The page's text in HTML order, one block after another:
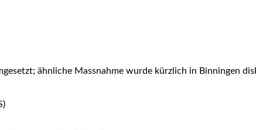
ähn­li­che Mass­nah­me wur­de kürz­lich in Bin­nin­gen